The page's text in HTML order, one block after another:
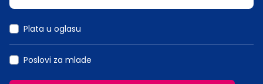
Plata u oglasu
Poslovi za mlade